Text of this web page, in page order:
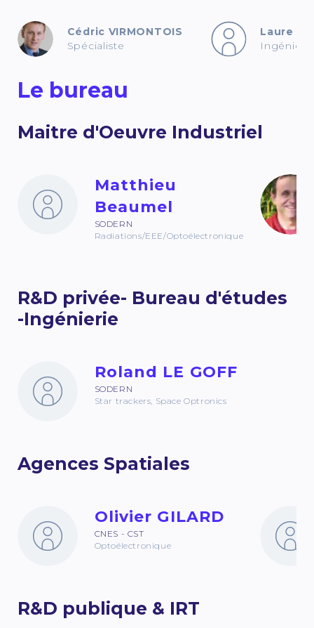
Cédric VIRMONTOIS
Spécialiste
Laure
Le bureau
Maitre d'Oeuvre Industriel
Matthieu
Beaumel
SODERN
Radiations/EEE/Optoélectronique
R&D privée- Bureau d'études
-Ingénierie
Roland LE GOFF
SODERN
Star trackers, Space Optronics
Agences Spatiales
Olivier GILARD
CNES - CST
Optoélectronique
R&D publique & IRT